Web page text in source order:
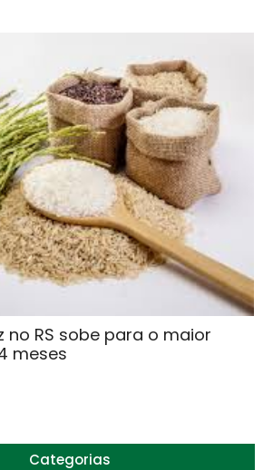
no RS sobe para o maior
meses
Categorias